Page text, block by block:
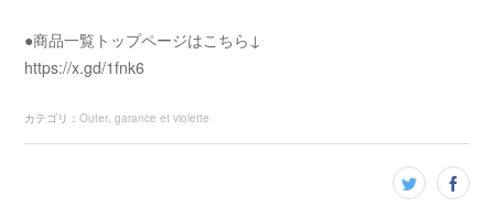
●商品一覧トップページはこちら↓
https://x.gd/1fnk6
カテゴリ ：Outer garance et violette